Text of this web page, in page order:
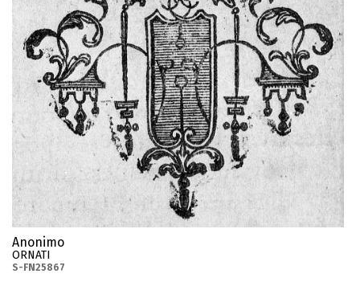
Anonimo
ORNATI
S-FN25867